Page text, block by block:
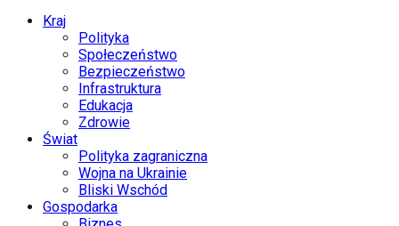
Kraj
Polityka
Społeczeństwo
Bezpieczeństwo
Infrastruktura
Edukacja
Zdrowie
Świat
Polityka zagraniczna
Wojna na Ukrainie
Bliski Wschód
Gospodarka